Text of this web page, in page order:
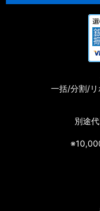
一括/分割/リ
別途